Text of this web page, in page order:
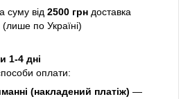
суму від 2500 грн доставка
(лише по Україні)
1-4 дні
оплати:
(накладений платіж) —